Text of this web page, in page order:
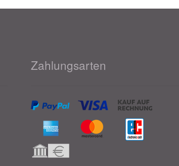
Zahlungsarten